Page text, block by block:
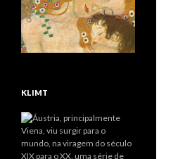
KLIMT